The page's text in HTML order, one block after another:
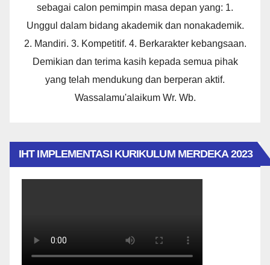
sebagai calon pemimpin masa depan yang: 1.
Unggul dalam bidang akademik dan nonakademik.
2. Mandiri. 3. Kompetitif. 4. Berkarakter kebangsaan.
Demikian dan terima kasih kepada semua pihak
yang telah mendukung dan berperan aktif.
Wassalamu'alaikum Wr. Wb.
IHT IMPLEMENTASI KURIKULUM MERDEKA 2023